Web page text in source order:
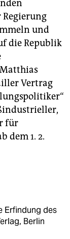
und
die Republik
Vertrag
für
dem 1. 2.
Erfindung des
Berlin